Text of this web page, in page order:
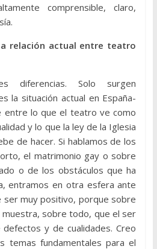
comprensible, claro,
relación actual entre teatro
diferencias. Solo surgen
la situación actual en España-
entre lo que el teatro ve como
y lo que la ley de la Iglesia
de hacer. Si hablamos de los
el matrimonio gay o sobre
o de los obstáculos que ha
entramos en otra esfera ante
muy positivo, porque sobre
sobre todo, que el ser
y de cualidades. Creo
temas fundamentales para el